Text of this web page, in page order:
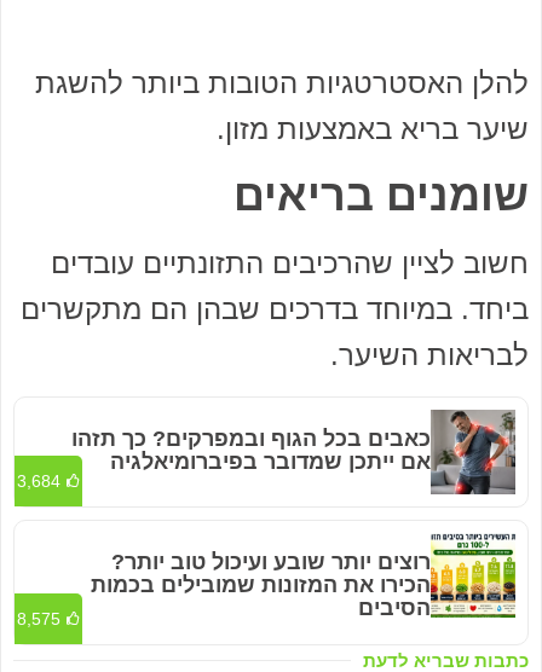
להלן האסטרטגיות הטובות ביותר להשגת
שיער בריא באמצעות מזון.
שומנים בריאים
חשוב לציין שהרכיבים התזונתיים עובדים
ביחד. במיוחד בדרכים שבהן הם מתקשרים
לבריאות השיער.
כתבות שבריא לדעת
כאבים בכל הגוף ובמפרקים? כך תזהו
אם ייתכן שמדובר בפיברומיאלגיה
3,684
רוצים יותר שובע ועיכול טוב יותר?
הכירו את המזונות שמובילים בכמות
הסיבים
8,575